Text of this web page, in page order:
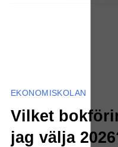
EKONOMISKOLAN
Vilket
jag välja